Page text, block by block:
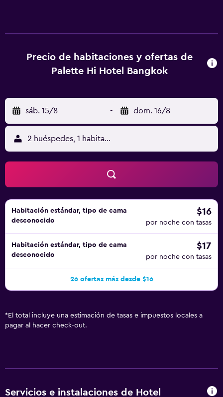
están equipados con ducha, zapatillas y artículos de
higiene personal gratuitos. Los servicios para las personas
Precio de habitaciones y ofertas de
Palette Hi Hotel Bangkok
sáb. 15/8 - dom. 16/8
2 huéspedes, 1 habitación
Habitación estándar, tipo de cama
desconocido
$16
por noche con tasas
Habitación estándar, tipo de cama
desconocido
$17
por noche con tasas
26 ofertas más desde $16
* El total incluye una estimación de tasas e impuestos locales a
pagar al hacer check-out.
Servicios e instalaciones de Hotel